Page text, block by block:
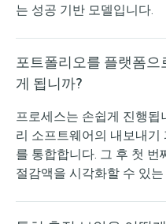
는 성공 기반 모델입니다.
포트폴리오를 플랫폼으
게 됩니까?
프로세스는 손쉽게 진행
리 소프트웨어의 내보내기
를 통합합니다. 그 후 첫
절감액을 시각화할 수 있